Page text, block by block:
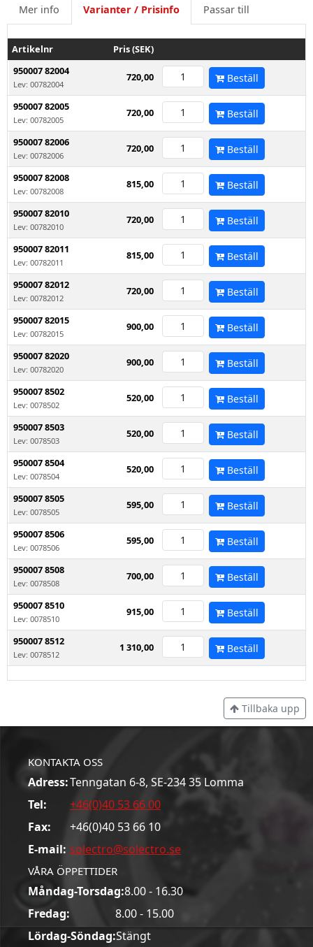
Mer info Varianter / Prisinfo Passar till
Artikelnr
Pris (SEK)
950007 82004
Lev: 00782004
720,00 Beställ
950007 82005
Lev: 00782005
720,00 Beställ
950007 82006
Lev: 00782006
720,00 Beställ
950007 82008
Lev: 00782008
815,00 Beställ
950007 82010
Lev: 00782010
720,00 Beställ
950007 82011
Lev: 00782011
815,00 Beställ
950007 82012
Lev: 00782012
720,00 Beställ
950007 82015
Lev: 00782015
900,00 Beställ
950007 82020
Lev: 00782020
900,00 Beställ
950007 8502
Lev: 0078502
520,00 Beställ
950007 8503
Lev: 0078503
520,00 Beställ
950007 8504
Lev: 0078504
520,00 Beställ
950007 8505
Lev: 0078505
595,00 Beställ
950007 8506
Lev: 0078506
595,00 Beställ
950007 8508
Lev: 0078508
700,00 Beställ
950007 8510
Lev: 0078510
915,00 Beställ
950007 8512
Lev: 0078512
1 310,00 Beställ
Tillbaka upp
KONTAKTA OSS
Adress:Tenngatan 6-8, SE-234 35 Lomma
Tel:
+46(0)40 53 66 00
Fax:
+46(0)40 53 66 10
E-mail: solectro@solectro.se
VÅRA ÖPPETTIDER
Måndag-Torsdag:8.00 - 16.30
Fredag:
8.00 - 15.00
Lördag-Söndag:Stängt